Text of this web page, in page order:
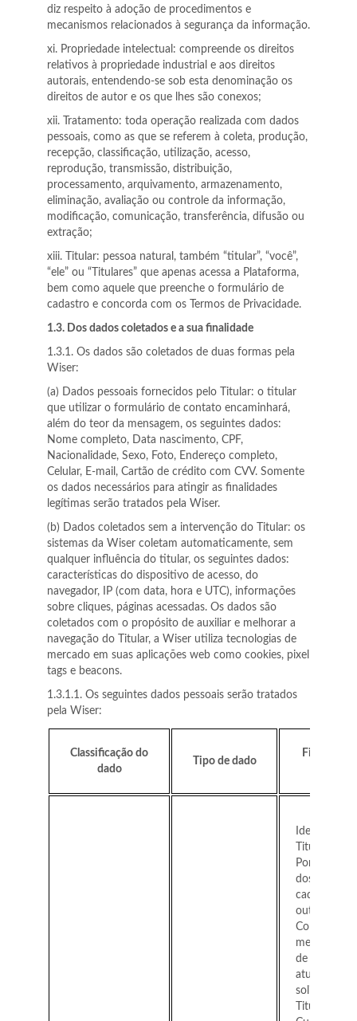
diz respeito à adoção de procedimentos e
mecanismos relacionados à segurança da informação.
xi. Propriedade intelectual: compreende os direitos
relativos à propriedade industrial e aos direitos
autorais, entendendo-se sob esta denominação os
direitos de autor e os que lhes são conexos;
xii. Tratamento: toda operação realizada com dados
pessoais, como as que se referem à coleta, produção,
recepção, classificação, utilização, acesso,
reprodução, transmissão, distribuição,
processamento, arquivamento, armazenamento,
eliminação, avaliação ou controle da informação,
modificação, comunicação, transferência, difusão ou
extração;
xiii. Titular: pessoa natural, também “titular”, “você”,
“ele” ou “Titulares” que apenas acessa a Plataforma,
bem como aquele que preenche o formulário de
cadastro e concorda com os Termos de Privacidade.
1.3. Dos dados coletados e a sua finalidade
1.3.1. Os dados são coletados de duas formas pela
Wiser:
(a) Dados pessoais fornecidos pelo Titular: o titular
que utilizar o formulário de contato encaminhará,
além do teor da mensagem, os seguintes dados:
Nome completo, Data nascimento, CPF,
Nacionalidade, Sexo, Foto, Endereço completo,
Celular, E-mail, Cartão de crédito com CVV. Somente
os dados necessários para atingir as finalidades
legítimas serão tratados pela Wiser.
(b) Dados coletados sem a intervenção do Titular: os
sistemas da Wiser coletam automaticamente, sem
qualquer influência do titular, os seguintes dados:
características do dispositivo de acesso, do
navegador, IP (com data, hora e UTC), informações
sobre cliques, páginas acessadas. Os dados são
coletados com o propósito de auxiliar e melhorar a
navegação do Titular, a Wiser utiliza tecnologias de
mercado em suas aplicações web como cookies, pixel
tags e beacons.
1.3.1.1. Os seguintes dados pessoais serão tratados
pela Wiser:
Classificação do
dado
Tipo de dado
Finalidade
Identificar o
Titular;
dos dados
cadastrais
outro
Controlador
mesmo
de nossa
atuação,
solicitado
Titular;